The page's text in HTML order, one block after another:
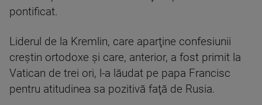
pontificat.
Liderul de la Kremlin, care aparţine confesiunii
creştin ortodoxe şi care, anterior, a fost primit la
Vatican de trei ori, l-a lăudat pe papa Francisc
pentru atitudinea sa pozitivă faţă de Rusia.